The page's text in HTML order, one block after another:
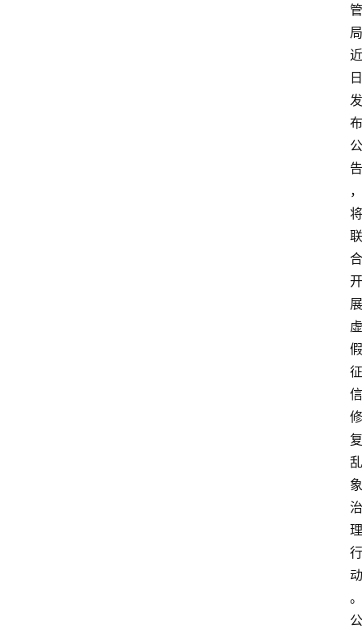
管
局
近
日
发
布
公
告
，
将
联
合
开
展
虚
假
征
信
修
复
乱
象
治
理
行
动
。
公